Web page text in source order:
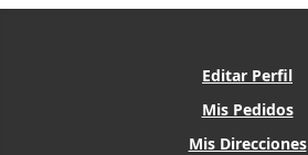
Editar Perfil
Mis Pedidos
Mis Direcciones